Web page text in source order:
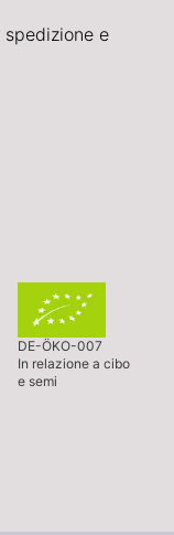
e
DE-ÖKO-007
In relazione a cibo
e semi